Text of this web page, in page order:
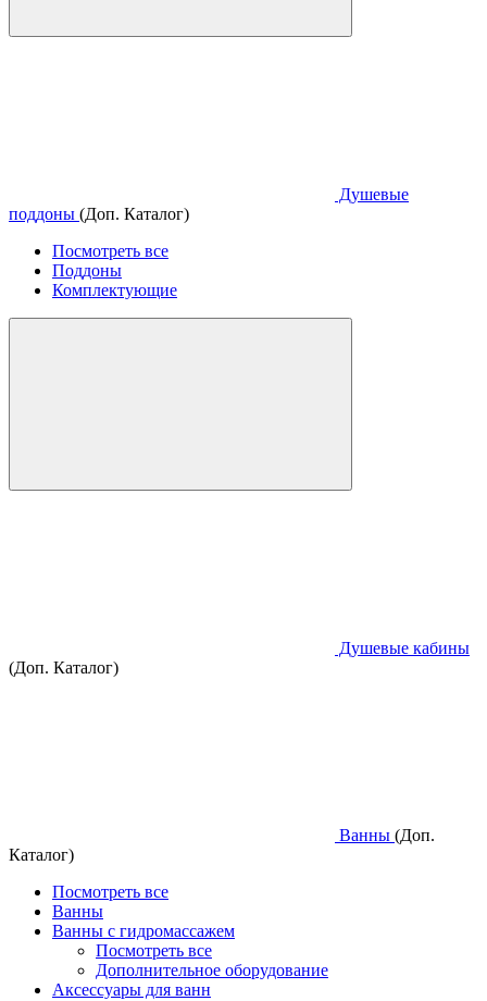
Душевые
поддоны (Доп. Каталог)
Посмотреть все
Поддоны
Комплектующие
Душевые кабины
(Доп. Каталог)
Ванны (Доп.
Каталог)
Посмотреть все
Ванны
Ванны с гидромассажем
Посмотреть все
Дополнительное оборудование
Аксессуары для ванн